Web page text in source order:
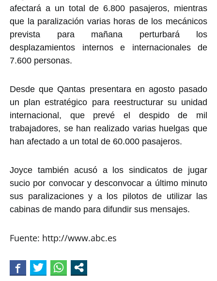
afectará a un total de 6.800 pasajeros, mientras
que la paralización varias horas de los mecánicos
prevista para mañana perturbará los
desplazamientos internos e internacionales de
7.600 personas.
Desde que Qantas presentara en agosto pasado
un plan estratégico para reestructurar su unidad
internacional, que prevé el despido de mil
trabajadores, se han realizado varias huelgas que
han afectado a un total de 60.000 pasajeros.
Joyce también acusó a los sindicatos de jugar
sucio por convocar y desconvocar a último minuto
sus paralizaciones y a los pilotos de utilizar las
cabinas de mando para difundir sus mensajes.
Fuente: http://www.abc.es